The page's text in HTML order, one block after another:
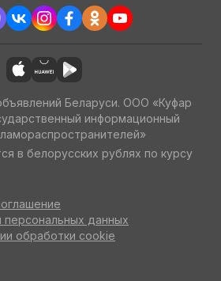
Беларуси. ООО «Куфар
информационный
в белорусских рублях по курсу
персональных данных
обработки cookie